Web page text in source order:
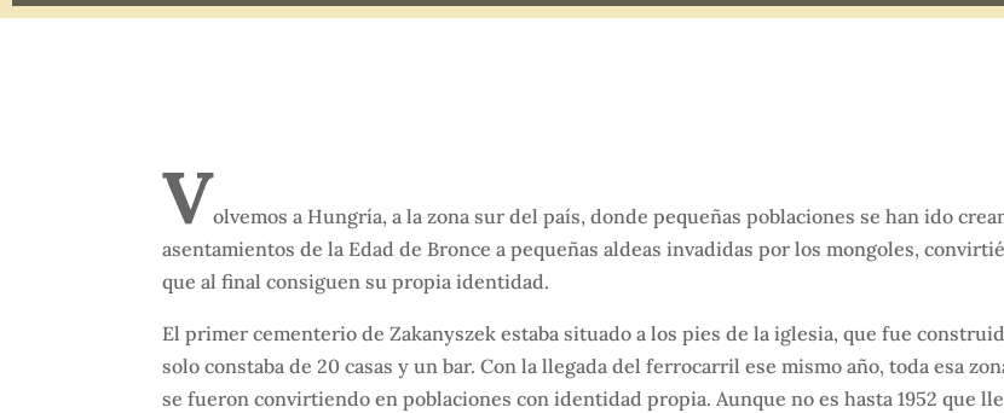
Volvemos a Hungría, a la zona sur del país, donde pequeñas poblaciones se han ido
asentamientos de la Edad de Bronce a pequeñas aldeas invadidas por los mongoles,
que al final consiguen su propia identidad.
El primer cementerio de Zakanyszek estaba situado a los pies de la iglesia, que fue
solo constaba de 20 casas y un bar. Con la llegada del ferrocarril ese mismo año, toda esa
se fueron convirtiendo en poblaciones con identidad propia. Aunque no es hasta 1952 que